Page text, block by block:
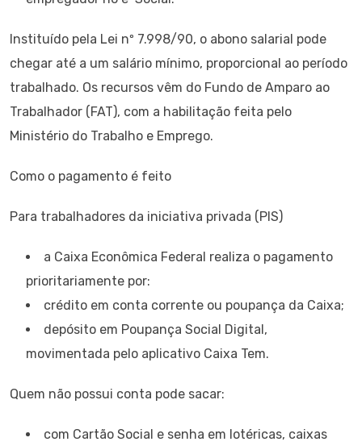
Instituído pela Lei nº 7.998/90, o abono salarial pode
chegar até a um salário mínimo, proporcional ao período
trabalhado. Os recursos vêm do Fundo de Amparo ao
Trabalhador (FAT), com a habilitação feita pelo
Ministério do Trabalho e Emprego.
Como o pagamento é feito
Para trabalhadores da iniciativa privada (PIS)
a Caixa Econômica Federal realiza o pagamento
prioritariamente por:
crédito em conta corrente ou poupança da Caixa;
depósito em Poupança Social Digital,
movimentada pelo aplicativo Caixa Tem.
Quem não possui conta pode sacar:
com Cartão Social e senha em lotéricas, caixas